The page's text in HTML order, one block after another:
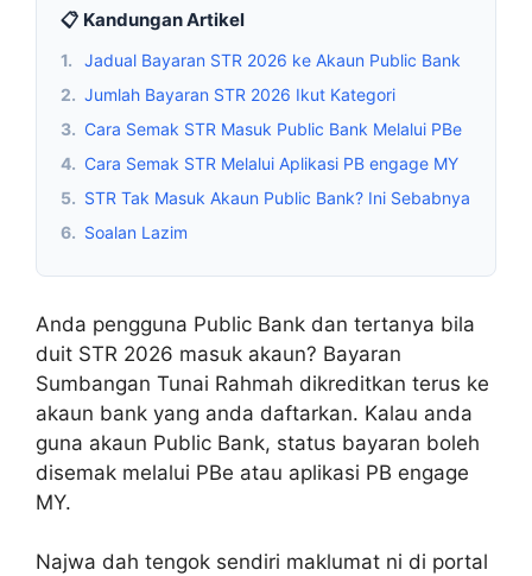
📋 Kandungan Artikel
1.
Jadual Bayaran STR 2026 ke Akaun Public Bank
2. Jumlah Bayaran STR 2026 Ikut Kategori
3. Cara Semak STR Masuk Public Bank Melalui PBe
4. Cara Semak STR Melalui Aplikasi PB engage MY
5. STR Tak Masuk Akaun Public Bank? Ini Sebabnya
6. Soalan Lazim
Anda pengguna Public Bank dan tertanya bila
duit STR 2026 masuk akaun? Bayaran
Sumbangan Tunai Rahmah dikreditkan terus ke
akaun bank yang anda daftarkan. Kalau anda
guna akaun Public Bank, status bayaran boleh
disemak melalui PBe atau aplikasi PB engage
MY.
Najwa dah tengok sendiri maklumat ni di portal